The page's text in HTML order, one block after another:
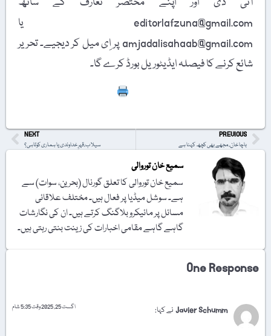
editorlafzuna@gmail.com یا
amjadalisahaab@gmail.com پر اِی میل کر دیجیے۔ تحریر
شائع کرنے کا فیصلہ ایڈیٹوریل بورڈ کرے گا۔
PREVIOUS
باچا خان، مجھے بھی کچھ کہنا ہے
NEXT
سیلاب،قہرِ خداوندی یا ہماری کوتاہی؟
سمیع خان توروالی
سمیع خان توروالی کا تعلق گورنال (بحرین، سوات) سے
ہے۔ سوشل میڈیا پر فعال ہیں۔ مختلف علاقائی
مسائل پر مائیکرو بلاگنگ کرتے ہیں۔ ان کی نگارشات
گاہے گاہے مقامی اخبارات کی زینت بنتی رہتی ہیں۔
One Response
Javier Schumm نے کہا: اگست 25, 2025 وقت 5:35 شام